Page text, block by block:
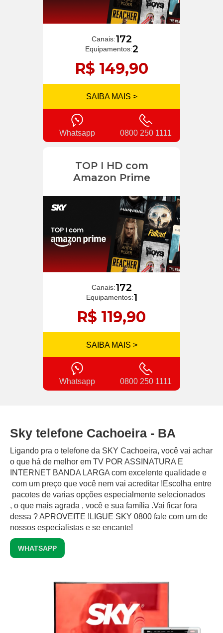
Canais:172
Equipamentos:2
R$ 149,90
SAIBA MAIS >
Whatsapp 0800 250 1111
TOP I HD com
Amazon Prime
Canais:172
Equipamentos:1
R$ 119,90
SAIBA MAIS >
Whatsapp 0800 250 1111
Sky telefone Cachoeira - BA
Ligando pra o telefone da SKY Cachoeira, você vai achar
o que há de melhor em TV POR ASSINATURA E
INTERNET BANDA LARGA com excelente qualidade e
com um preço que você nem vai acreditar !Escolha entre
pacotes de varias opções especialmente selecionados
, o que mais agrada , você e sua família .Vai ficar fora
dessa ? APROVEITE !LIGUE SKY 0800 fale com um de
nossos especialistas e se encante!
WHATSAPP